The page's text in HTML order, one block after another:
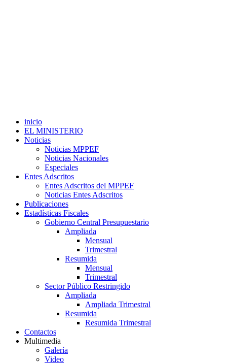
inicio
EL MINISTERIO
Noticias
Noticias MPPEF
Noticias Nacionales
Especiales
Entes Adscritos
Entes Adscritos del MPPEF
Noticias Entes Adscritos
Publicaciones
Estadísticas Fiscales
Gobierno Central Presupuestario
Ampliada
Mensual
Trimestral
Resumida
Mensual
Trimestral
Sector Público Restringido
Ampliada
Ampliada Trimestral
Resumida
Resumida Trimestral
Contactos
Multimedia
Galería
Video